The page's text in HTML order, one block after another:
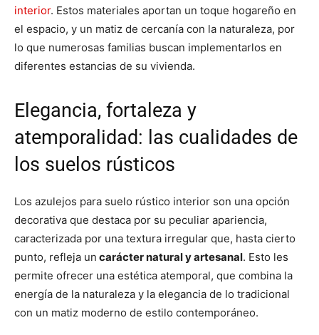
interior. Estos materiales aportan un toque hogareño en
el espacio, y un matiz de cercanía con la naturaleza, por
lo que numerosas familias buscan implementarlos en
diferentes estancias de su vivienda.
Elegancia, fortaleza y
atemporalidad: las cualidades de
los suelos rústicos
Los azulejos para suelo rústico interior son una opción
decorativa que destaca por su peculiar apariencia,
caracterizada por una textura irregular que, hasta cierto
punto, refleja un carácter natural y artesanal. Esto les
permite ofrecer una estética atemporal, que combina la
energía de la naturaleza y la elegancia de lo tradicional
con un matiz moderno de estilo contemporáneo.